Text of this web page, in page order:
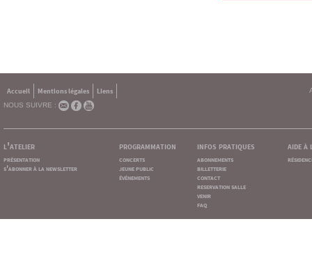
Accueil Mentions légales
Liens
NOUS SUIVRE :
l'atelier
présentation
s'abonner à la newsletter
programmation
concerts
jeune public
événements
infos pratiques
abonnements
billetterie
contact
reservation salle
venir
faq
aide